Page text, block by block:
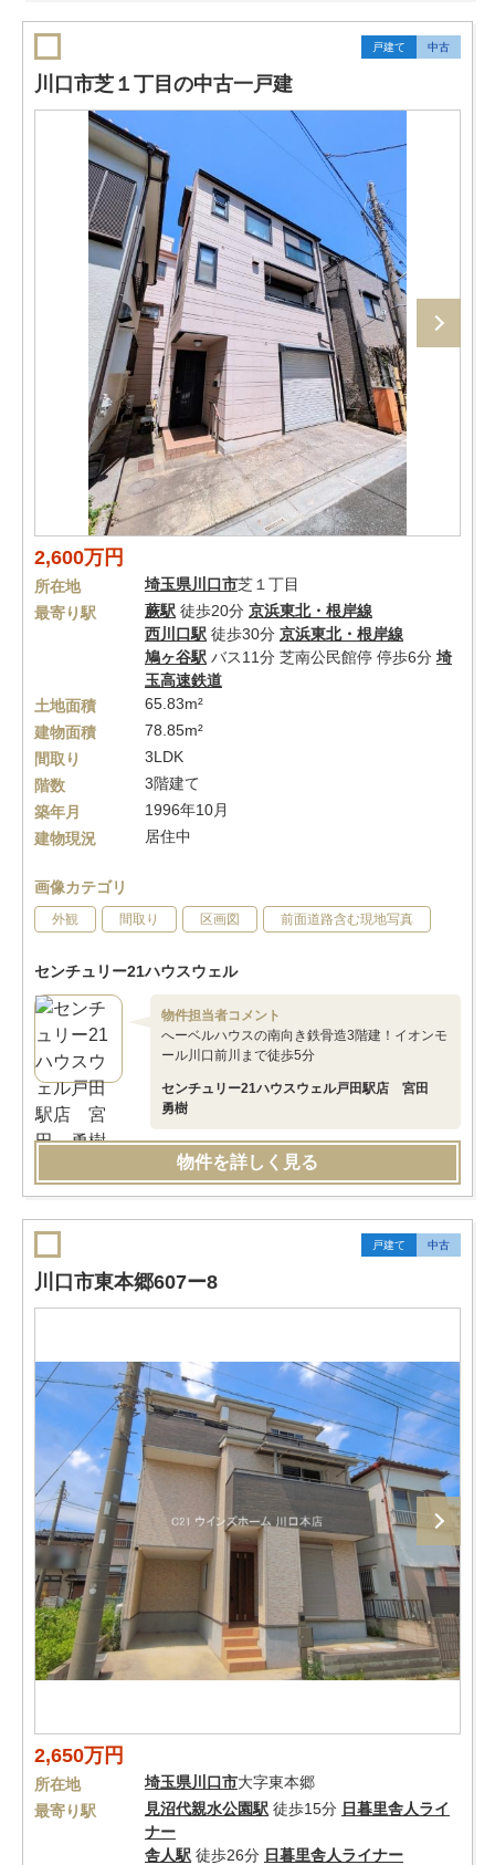
戸建て 中古
川口市芝１丁目の中古一戸建
2,600万円
所在地 埼玉県川口市芝１丁目
最寄り駅
蕨駅 徒歩20分 京浜東北・根岸線
西川口駅 徒歩30分 京浜東北・根岸線
鳩ヶ谷駅 バス11分 芝南公民館停 停歩6分 埼
玉高速鉄道
土地面積
65.83m²
建物面積
78.85m²
間取り
3LDK
階数
3階建て
築年月
1996年10月
建物現況
居住中
画像カテゴリ
外観 間取り 区画図 前面道路含む現地写真
センチュリー21ハウスウェル
物件担当者コメント
へーベルハウスの南向き鉄骨造3階建！イオンモ
ール川口前川まで徒歩5分
センチュリー21ハウスウェル戸田駅店 宮田
勇樹
物件を詳しく見る
戸建て 中古
川口市東本郷607ー8
2,650万円
所在地 埼玉県川口市大字東本郷
最寄り駅
見沼代親水公園駅 徒歩15分 日暮里舎人ライ
ナー
舎人駅 徒歩26分 日暮里舎人ライナー